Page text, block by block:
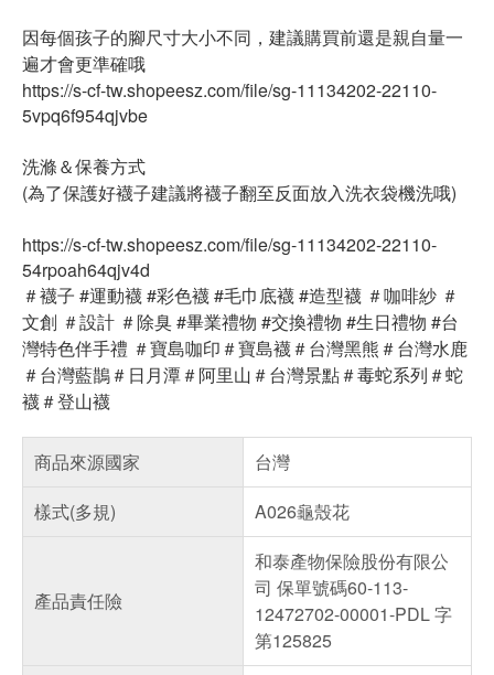
因每個孩子的腳尺寸大小不同，建議購買前還是親自量一
遍才會更準確哦
https://s-cf-tw.shopeesz.com/file/sg-11134202-22110-
5vpq6f954qjvbe
洗滌＆保養方式
(為了保護好襪子建議將襪子翻至反面放入洗衣袋機洗哦)
https://s-cf-tw.shopeesz.com/file/sg-11134202-22110-
54rpoah64qjv4d
＃襪子 #運動襪 #彩色襪 #毛巾底襪 #造型襪 ＃咖啡紗 ＃
文創 ＃設計 ＃除臭 #畢業禮物 #交換禮物 #生日禮物 #台
灣特色伴手禮 ＃寶島咖印＃寶島襪＃台灣黑熊＃台灣水鹿
＃台灣藍鵲＃日月潭＃阿里山＃台灣景點＃毒蛇系列＃蛇
襪＃登山襪
商品來源國家
台灣
樣式(多規)
A026龜殼花
產品責任險
和泰產物保險股份有限公
司 保單號碼60-113-
12472702-00001-PDL 字
第125825